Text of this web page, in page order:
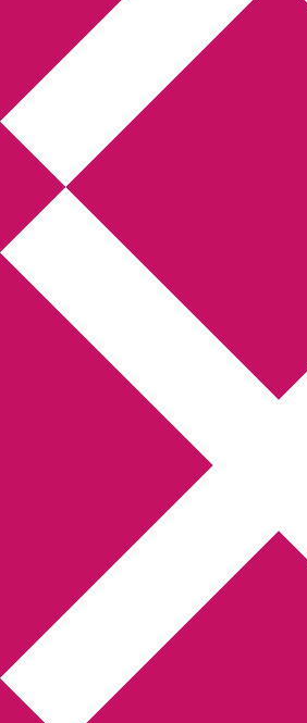
Annikas
och
Deckare,
Hem Författarfemman
Webbshop Amazon
Bokbloggsjerka
Kriminalroman
You are here: Bokfrågornas ABC
Bokfrågornas
2010-01-22by